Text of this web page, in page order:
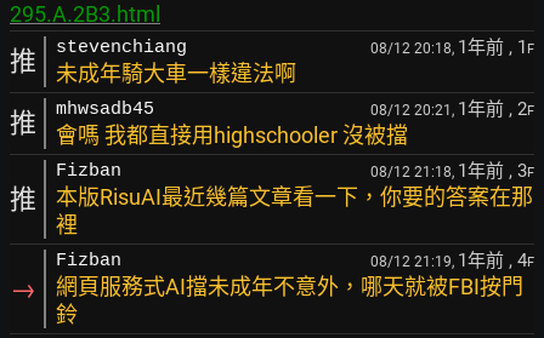
295.A.2B3.html
推 stevenchiang 08/12 20:18, 1年前 , 1 F
未成年騎大車一樣違法啊
推 mhwsadb45 08/12 20:21, 1年前 , 2F
會嗎 我都直接用highschooler 沒被擋
推
Fizban 08/12 21:18, 1年前 , 3F
本版RisuAI最近幾篇文章看一下，你要的答案在那
裡
→
Fizban 08/12 21:19, 1年前 , 4F
網頁服務式AI擋未成年不意外，哪天就被FBI按門
鈴